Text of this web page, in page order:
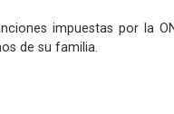
impuestas por la
de su familia.